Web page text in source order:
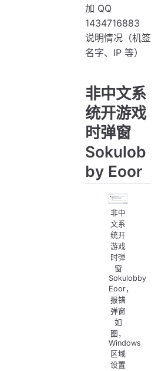
加 QQ
1434716883
说明情况（机签
名字、IP 等）
非中文系
统开游戏
时弹窗
Sokulob
by Eoor
非中
文系
统开
游戏
时弹
窗
Sokulobby
Eoor，
报错
弹窗
如
图，
Windows
区域
设置